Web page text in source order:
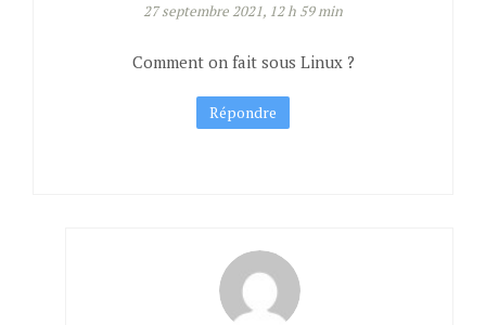
27 septembre 2021, 12 h 59 min
Comment on fait sous Linux ?
Répondre